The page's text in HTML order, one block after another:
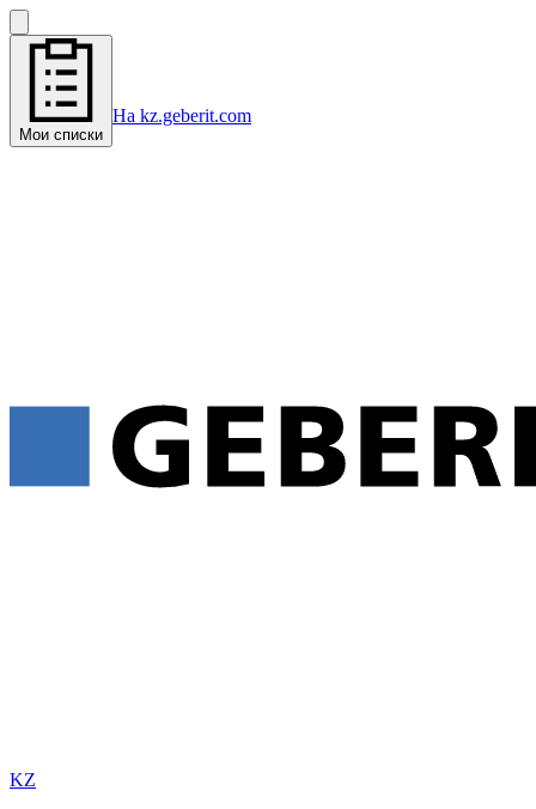
Мои списки
На kz.geberit.com
KZ